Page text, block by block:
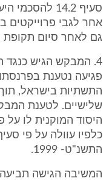
סעיף 14.2
אחר לגבי פרוייקטים
גם לאחר סיום
4. המבקש הגיש כנגד
פגיעה נטענת
התשתיות בישראל,
שלישיים. לטענת
היסוד המוקנית לו על
התשנ"ט- 1999.
המשיבה הגישה